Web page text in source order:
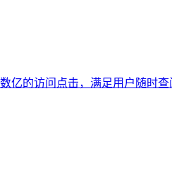
的访问点击，满足用户随时